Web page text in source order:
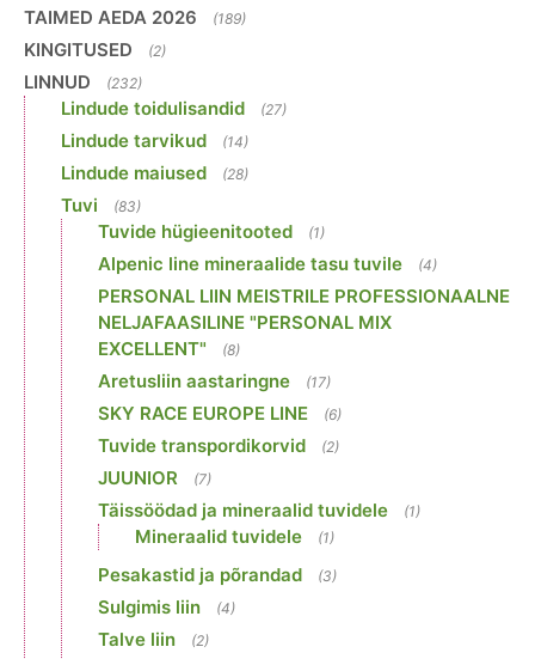
TAIMED AEDA 2026 (189)
KINGITUSED (2)
LINNUD (232)
Lindude toidulisandid (27)
Lindude tarvikud (14)
Lindude maiused (28)
Tuvi (83)
Tuvide hügieenitooted (1)
Alpenic line mineraalide tasu tuvile (4)
PERSONAL LIIN MEISTRILE PROFESSIONAALNE
NELJAFAASILINE "PERSONAL MIX
EXCELLENT"
(8)
Aretusliin aastaringne (17)
SKY RACE EUROPE LINE (6)
Tuvide transpordikorvid (2)
JUUNIOR (7)
Täissöödad ja mineraalid tuvidele (1)
Mineraalid tuvidele (1)
Pesakastid ja põrandad (3)
Sulgimis liin (4)
Talve liin (2)